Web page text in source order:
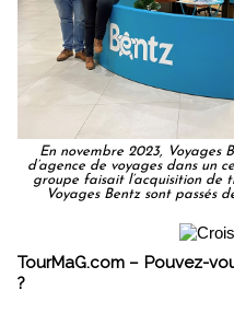
En novembre 2023, Voyages
d’agence de voyages dans un
groupe faisait l’acquisition de
Voyages Bentz sont passés
TourMaG.com – Pouvez-vous présenter les Voyages Bentz
?